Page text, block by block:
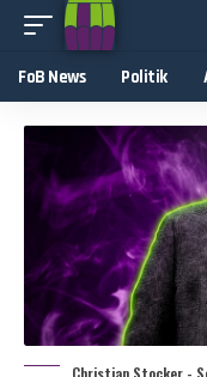
FoB News Politik
Christian Stocker -